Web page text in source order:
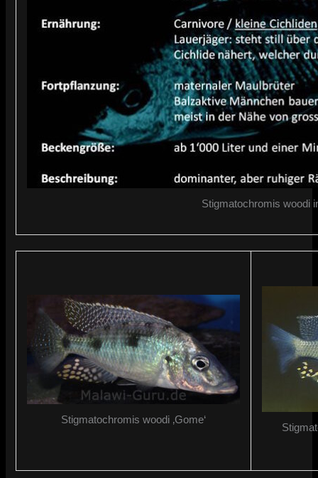
Stigmatochromis woodi
Stigmatochromis woodi ‚Gome‘